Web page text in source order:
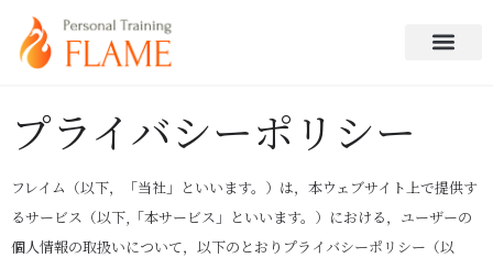
プライバシーポリシー
フレイム（以下，「当社」といいます。）は，本ウェブサイト上で提供す
るサービス（以下,「本サービス」といいます。）における，ユーザーの
個人情報の取扱いについて，以下のとおりプライバシーポリシー（以